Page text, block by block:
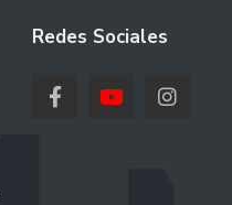
Redes Sociales